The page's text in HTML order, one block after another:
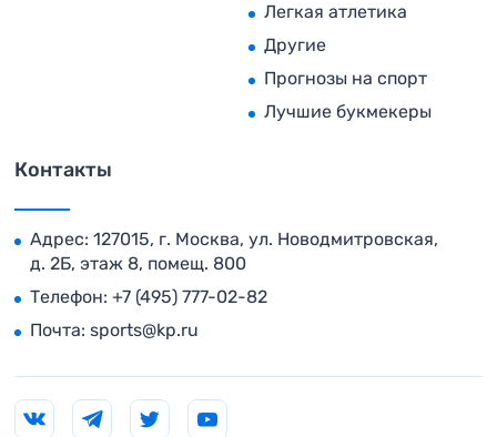
Легкая атлетика
Другие
Прогнозы на спорт
Лучшие букмекеры
Контакты
Адрес: 127015, г. Москва, ул. Новодмитровская,
д. 2Б, этаж 8, помещ. 800
Телефон: +7 (495) 777-02-82
Почта: sports@kp.ru